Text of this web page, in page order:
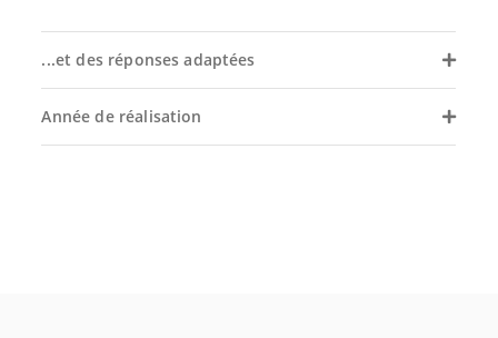
...et des réponses adaptées
Année de réalisation